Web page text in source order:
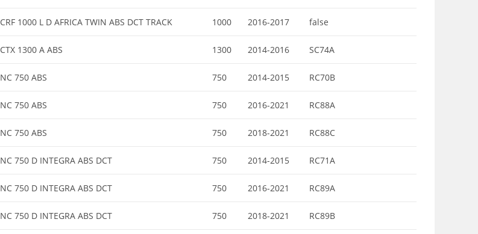
CRF 1000 L D AFRICA TWIN ABS DCT TRACK 1000 2016-2017 false
CTX 1300 A ABS 1300 2014-2016 SC74A
NC 750 ABS 750 2014-2015 RC70B
NC 750 ABS 750 2016-2021 RC88A
NC 750 ABS 750 2018-2021 RC88C
NC 750 D INTEGRA ABS DCT 750 2014-2015 RC71A
NC 750 D INTEGRA ABS DCT 750 2016-2021 RC89A
NC 750 D INTEGRA ABS DCT 750 2018-2021 RC89B